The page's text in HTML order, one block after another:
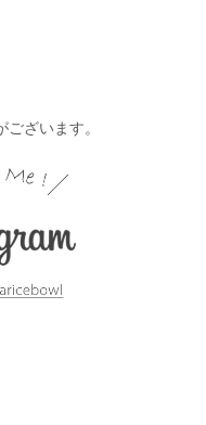
」に 白いごはん器のお
。
の平野泰新さんが白
にいらっしゃいまし
選び方』コーナーで 白い
が紹介されました。
ざいます。